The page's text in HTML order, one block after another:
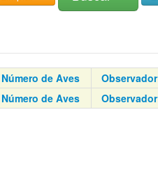
Número de Aves Observador
Número de Aves Observador